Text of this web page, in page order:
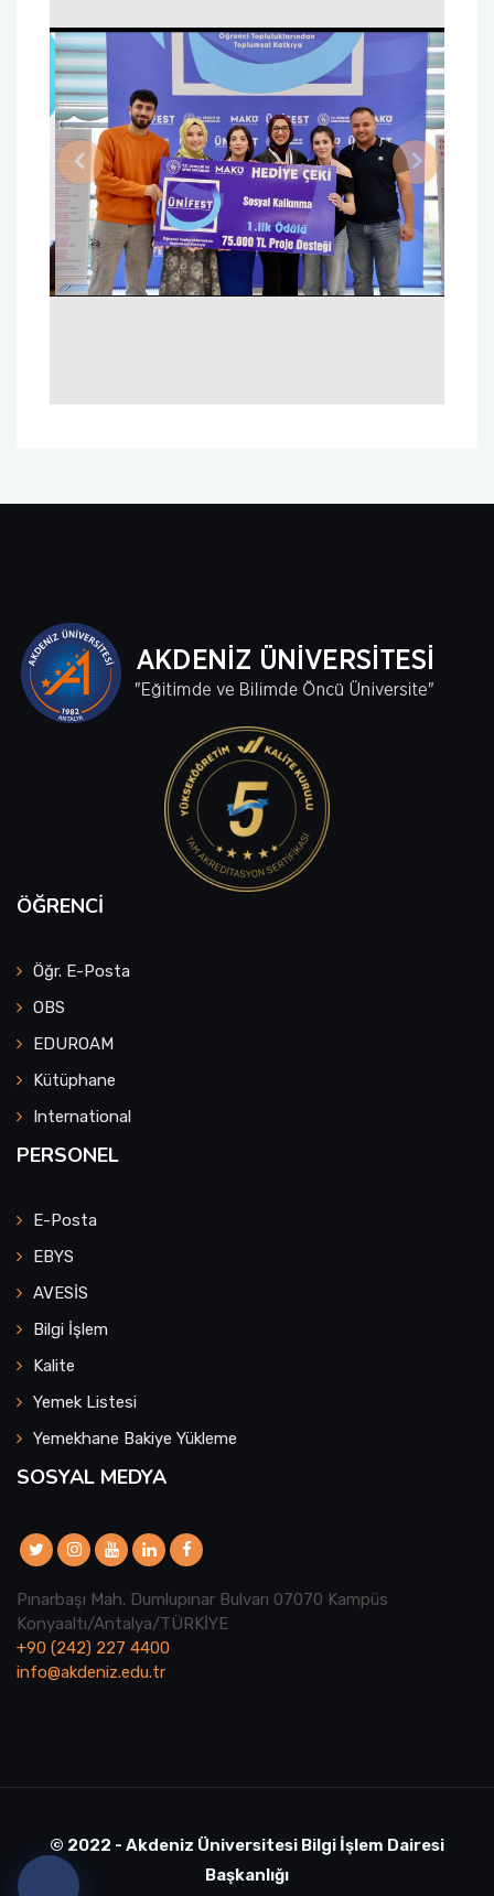
Previous Next
ÖĞRENCI
Öğr. E-Posta
OBS
EDUROAM
Kütüphane
International
PERSONEL
E-Posta
EBYS
AVESİS
Bilgi İşlem
Kalite
Yemek Listesi
Yemekhane Bakiye Yükleme
SOSYAL MEDYA
Pınarbaşı Mah. Dumlupınar Bulvarı 07070 Kampüs
Konyaaltı/Antalya/TÜRKİYE
+90 (242) 227 4400
info@akdeniz.edu.tr
© 2022 - Akdeniz Üniversitesi Bilgi İşlem Dairesi
Başkanlığı